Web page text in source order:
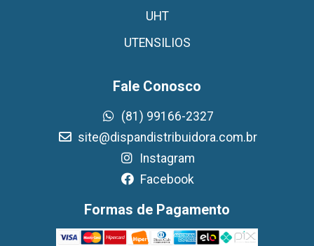
UHT
UTENSILIOS
Fale Conosco
(81) 99166-2327
site@dispandistribuidora.com.br
Instagram
Facebook
Formas de Pagamento